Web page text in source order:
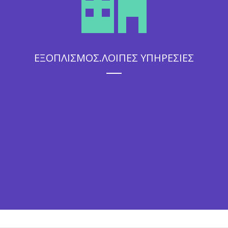
ΕΞΟΠΛΙΣΜΟΣ.ΛΟΙΠΕΣ ΥΠΗΡΕΣΙΕΣ